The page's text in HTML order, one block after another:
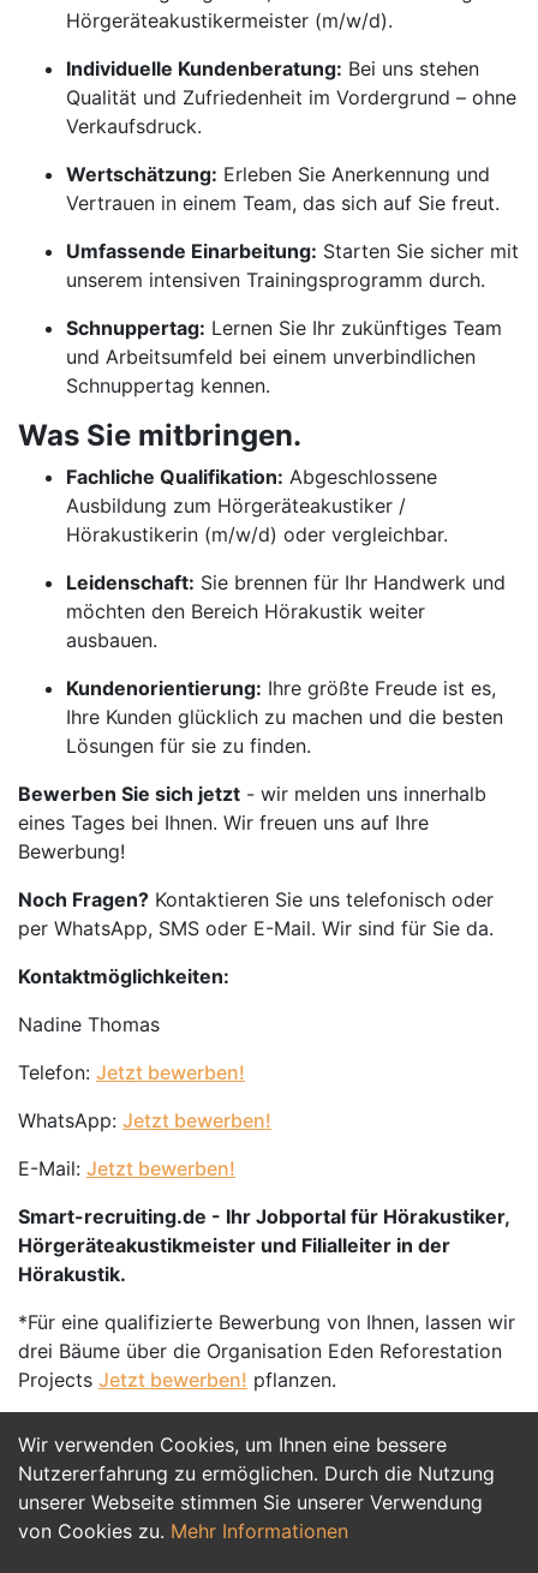
Wir verwenden Cookies, um Ihnen eine bessere
Nutzererfahrung zu ermöglichen. Durch die Nutzung
unserer Webseite stimmen Sie unserer Verwendung
von Cookies zu. Mehr Informationen
Hörgeräteakustikermeister (m/w/d).
Individuelle Kundenberatung: Bei uns stehen
Qualität und Zufriedenheit im Vordergrund – ohne
Verkaufsdruck.
Wertschätzung: Erleben Sie Anerkennung und
Vertrauen in einem Team, das sich auf Sie freut.
Umfassende Einarbeitung: Starten Sie sicher mit
unserem intensiven Trainingsprogramm durch.
Schnuppertag: Lernen Sie Ihr zukünftiges Team
und Arbeitsumfeld bei einem unverbindlichen
Schnuppertag kennen.
Was Sie mitbringen.
Fachliche Qualifikation: Abgeschlossene
Ausbildung zum Hörgeräteakustiker /
Hörakustikerin (m/w/d) oder vergleichbar.
Leidenschaft: Sie brennen für Ihr Handwerk und
möchten den Bereich Hörakustik weiter
ausbauen.
Kundenorientierung: Ihre größte Freude ist es,
Ihre Kunden glücklich zu machen und die besten
Lösungen für sie zu finden.
Bewerben Sie sich jetzt - wir melden uns innerhalb
eines Tages bei Ihnen. Wir freuen uns auf Ihre
Bewerbung!
Noch Fragen? Kontaktieren Sie uns telefonisch oder
per WhatsApp, SMS oder E-Mail. Wir sind für Sie da.
Kontaktmöglichkeiten:
Nadine Thomas
Telefon: Jetzt bewerben!
WhatsApp: Jetzt bewerben!
E-Mail: Jetzt bewerben!
Smart-recruiting.de - Ihr Jobportal für Hörakustiker,
Hörgeräteakustikmeister und Filialleiter in der
Hörakustik.
*Für eine qualifizierte Bewerbung von Ihnen, lassen wir
drei Bäume über die Organisation Eden Reforestation
Projects Jetzt bewerben! pflanzen.
Jetzt Bewerben